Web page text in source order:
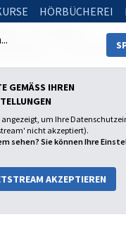
HÖRBÜCHEREI
Von der Erde
GEMÄSS IHREN D
um Ihre
nicht akzeptiert).
sehen? Sie können Ihre
AKZEPTIEREN